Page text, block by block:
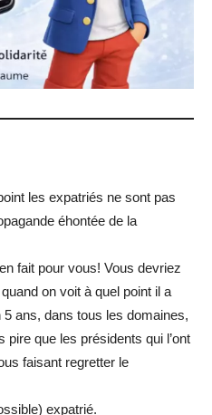
les expatriés ne sont pas
éhontée de la
fait pour vous! Vous devriez
on voit à quel point il a
5 ans, dans tous les domaines,
pire que les présidents qui l’ont
faisant regretter le
expatrié.